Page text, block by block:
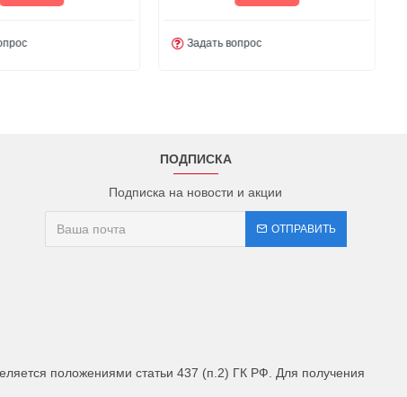
Задать вопрос
ПОДПИСКА
Подписка на новости и акции
ОТПРАВИТЬ
положениями статьи 437 (п.2) ГК РФ. Для получения